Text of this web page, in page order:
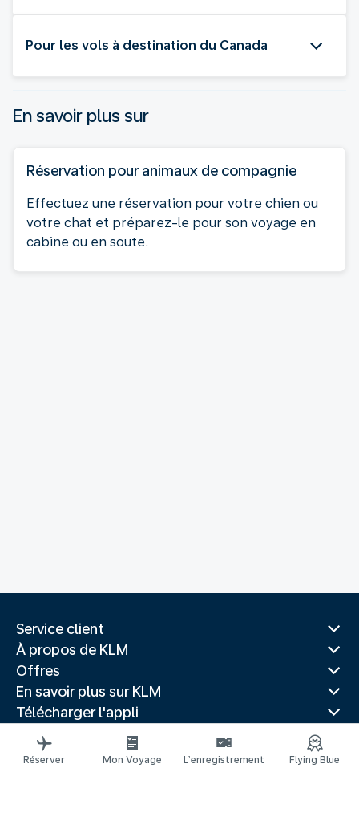
Pour les vols à destination du Canada
En savoir plus sur
Réservation pour animaux de compagnie
Effectuez une réservation pour votre chien ou
votre chat et préparez-le pour son voyage en
cabine ou en soute.
Service client
À propos de KLM
Offres
En savoir plus sur KLM
Télécharger l'appli
Sites Web associés
Guides de voyage
Réserver Mon Voyage L’enregistrement Flying Blue